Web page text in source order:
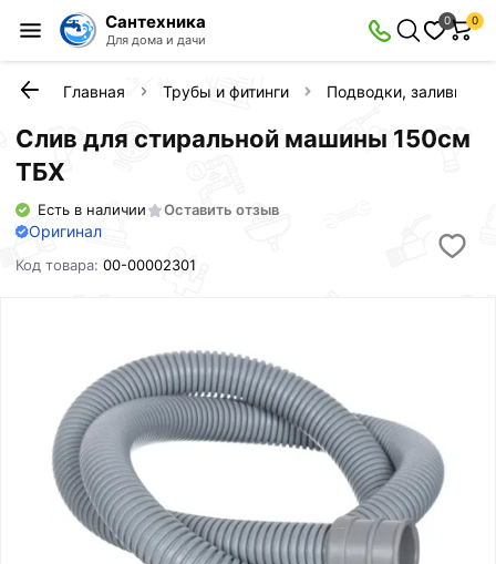
Сантехника
Для дома и дачи
0 0
Главная Трубы и фитинги Подводки, заливы,
Слив для стиральной машины 150см
ТБХ
Есть в наличии Оставить отзыв
Оригинал
Код товара:00-00002301